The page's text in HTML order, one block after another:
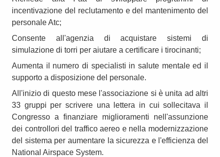
incentivazione del reclutamento e del mantenimento del
personale Atc;
Consente all'agenzia di acquistare sistemi di
simulazione di torri per aiutare a certificare i tirocinanti;
Aumenta il numero di specialisti in salute mentale ed il
supporto a disposizione del personale.
All'inizio di questo mese l'associazione si è unita ad altri
33 gruppi per scrivere una lettera in cui sollecitava il
Congresso a finanziare miglioramenti nell'assunzione
dei controllori del traffico aereo e nella modernizzazione
del sistema per aumentare la sicurezza e l'efficienza del
National Airspace System.